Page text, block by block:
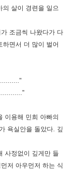
의 살이 경련을 일으
가 조금씩 나왔다가 다
하면서 더 많이 벌어
이용해 민희 아빠의
욕실안을 돌았다. 깊
사정없이 깊게만 들
저 아우먼저 하는 식